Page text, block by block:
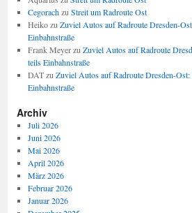
Cegorachzu Streit um Radroute Ost
Heikozu Zuviel Autos auf Radroute Dresden-
Einbahnstraße
Frank Meyerzu Zuviel Autos auf Radroute
teils Einbahnstraße
DATzu Zuviel Autos auf Radroute Dresden-
Einbahnstraße
Archiv
Juli 2026
Juni 2026
Mai 2026
April 2026
März 2026
Februar 2026
Januar 2026